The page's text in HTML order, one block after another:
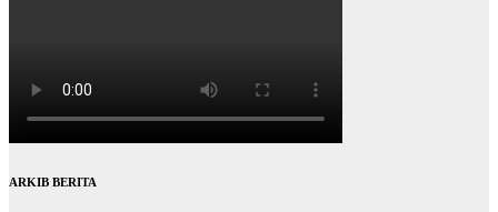
ARKIB BERITA